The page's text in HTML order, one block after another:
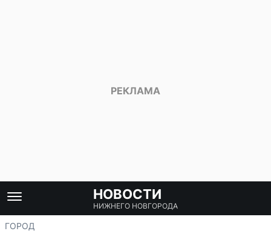
НОВОСТИ
НИЖНЕГО НОВГОРОДА
ГОРОД